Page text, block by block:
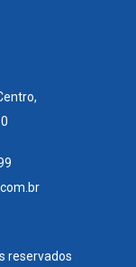
reservados